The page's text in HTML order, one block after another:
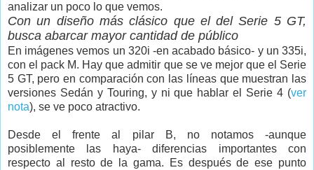
analizar un poco lo que vemos.
Con un diseño más clásico que el del Serie 5 GT,
busca abarcar mayor cantidad de público
En imágenes vemos un 320i -en acabado básico- y un 335i,
con el pack M. Hay que admitir que se ve mejor que el Serie
5 GT, pero en comparación con las líneas que muestran las
versiones Sedán y Touring, y ni que hablar el Serie 4 (ver
nota), se ve poco atractivo.
Desde el frente al pilar B, no notamos -aunque
posiblemente las haya- diferencias importantes con
respecto al resto de la gama. Es después de ese punto